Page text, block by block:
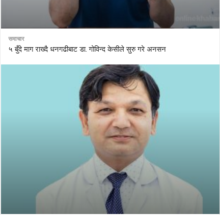
समाचार
५ बुँदे माग राख्दै धनगढीबाट डा. गोविन्द केसीले सुरु गरे अनसन